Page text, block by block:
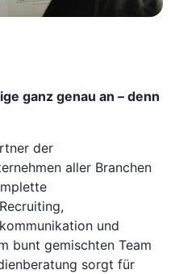
ganz genau an – denn
der
aller Branchen
und
bunt gemischten Team
sorgt für